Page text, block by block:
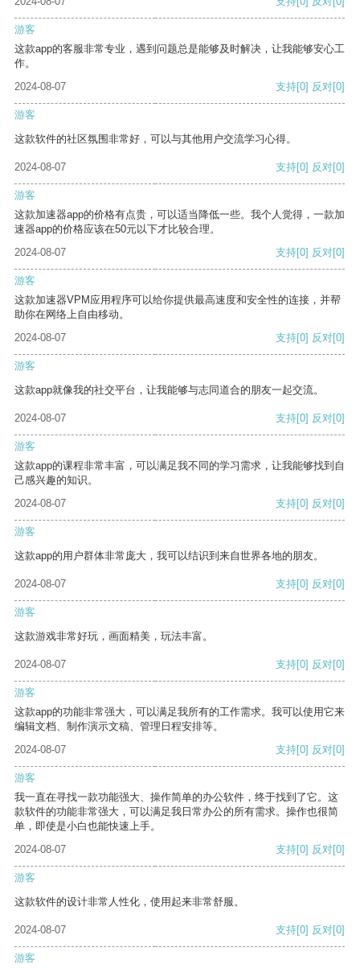
游客
这款app的客服非常专业，遇到问题总是能够及时解决，让我能够安心工
作。
2024-08-07
支持[0] 反对[0]
游客
这款软件的社区氛围非常好，可以与其他用户交流学习心得。
2024-08-07 支持[0] 反对[0]
游客
这款加速器app的价格有点贵，可以适当降低一些。我个人觉得，一款加
速器app的价格应该在50元以下才比较合理。
2024-08-07
支持[0] 反对[0]
游客
这款加速器VPM应用程序可以给你提供最高速度和安全性的连接，并帮
助你在网络上自由移动。
2024-08-07
支持[0] 反对[0]
游客
这款app就像我的社交平台，让我能够与志同道合的朋友一起交流。
2024-08-07 支持[0] 反对[0]
游客
这款app的课程非常丰富，可以满足我不同的学习需求，让我能够找到自
己感兴趣的知识。
2024-08-07
支持[0] 反对[0]
游客
这款app的用户群体非常庞大，我可以结识到来自世界各地的朋友。
2024-08-07 支持[0] 反对[0]
游客
这款游戏非常好玩，画面精美，玩法丰富。
2024-08-07 支持[0] 反对[0]
游客
这款app的功能非常强大，可以满足我所有的工作需求。我可以使用它来
编辑文档、制作演示文稿、管理日程安排等。
2024-08-07
支持[0] 反对[0]
游客
我一直在寻找一款功能强大、操作简单的办公软件，终于找到了它。这
款软件的功能非常强大，可以满足我日常办公的所有需求。操作也很简
单，即使是小白也能快速上手。
2024-08-07
支持[0] 反对[0]
游客
这款软件的设计非常人性化，使用起来非常舒服。
2024-08-07 支持[0] 反对[0]
游客